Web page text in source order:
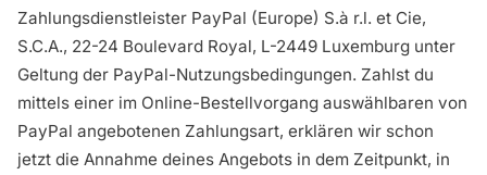
Zahlungsdienstleister PayPal (Europe) S.à r.l. et Cie,
S.C.A., 22-24 Boulevard Royal, L-2449 Luxemburg unter
Geltung der PayPal-Nutzungsbedingungen. Zahlst du
mittels einer im Online-Bestellvorgang auswählbaren von
PayPal angebotenen Zahlungsart, erklären wir schon
jetzt die Annahme deines Angebots in dem Zeitpunkt, in